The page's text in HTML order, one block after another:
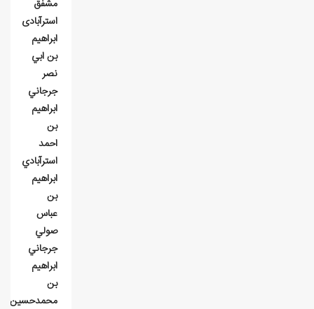
مشفق
استرآبادی
ابراهيم
بن ابي‌
نصر
جرجاني
ابراهيم
بن
احمد
استرآبادي
ابراهيم
بن
عباس
صولي
جرجاني
ابراهيم
بن
محمدحسين